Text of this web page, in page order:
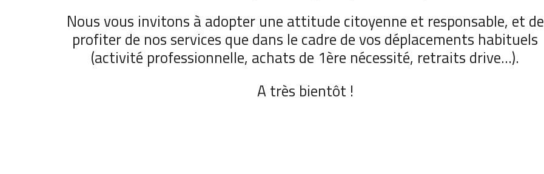
Nous vous invitons à adopter une attitude citoyenne et responsable, et de
profiter de nos services que dans le cadre de vos déplacements habituels
(activité professionnelle, achats de 1ère nécessité, retraits drive…).
A très bientôt !